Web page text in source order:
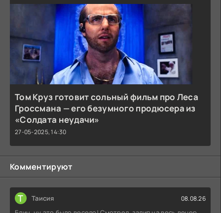
Том Круз готовит сольный фильм про Леса
Гроссмана — его безумного продюсера из
«Солдата неудачи»
27-05-2025, 14:30
Комментируют
Т Таисия 08.08.26